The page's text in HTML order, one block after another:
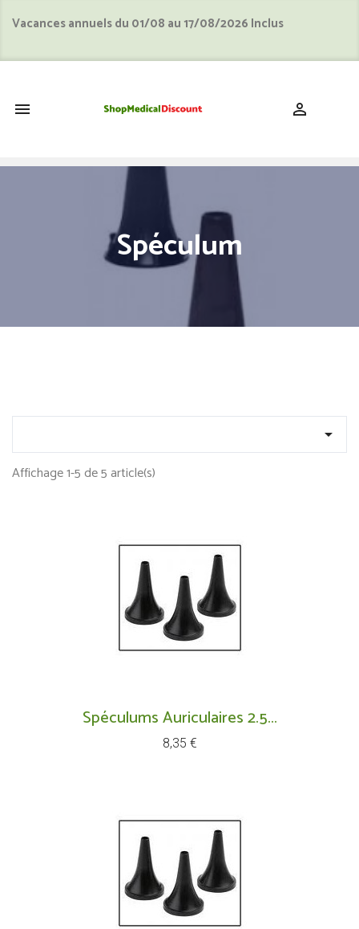
Vacances annuels du 01/08 au 17/08/2026 Inclus
 
Spéculum

Affichage 1-5 de 5 article(s)
Spéculums Auriculaires 2.5...
Prix
8,35 €